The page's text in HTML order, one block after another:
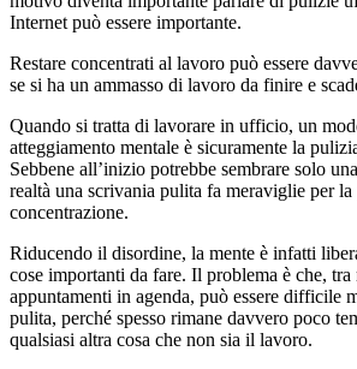
Internet può essere importante.
Restare concentrati al lavoro può essere
se si ha un ammasso di lavoro da finire e
Quando si tratta di lavorare in ufficio, un
atteggiamento mentale è sicuramente la
Sebbene all’inizio potrebbe sembrare solo
realtà una scrivania pulita fa meraviglie per
concentrazione.
Riducendo il disordine, la mente è infatti
cose importanti da fare. Il problema è che,
appuntamenti in agenda, può essere difficile
pulita, perché spesso rimane davvero poco
qualsiasi altra cosa che non sia il lavoro.